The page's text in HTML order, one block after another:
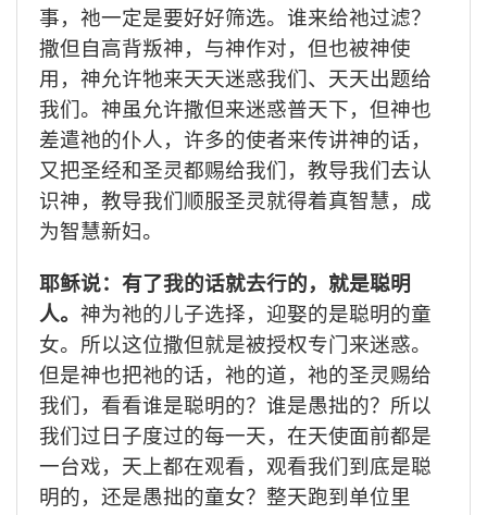
事，祂一定是要好好筛选。谁来给祂过滤？
撒但自高背叛神，与神作对，但也被神使
用，神允许牠来天天迷惑我们、天天出题给
我们。神虽允许撒但来迷惑普天下，但神也
差遣祂的仆人，许多的使者来传讲神的话，
又把圣经和圣灵都赐给我们，教导我们去认
识神，教导我们顺服圣灵就得着真智慧，成
为智慧新妇。
耶稣说：有了我的话就去行的，就是聪明
人。 神为祂的儿子选择，迎娶的是聪明的童
女。所以这位撒但就是被授权专门来迷惑。
但是神也把祂的话，祂的道，祂的圣灵赐给
我们，看看谁是聪明的？谁是愚拙的？所以
我们过日子度过的每一天，在天使面前都是
一台戏，天上都在观看，观看我们到底是聪
明的，还是愚拙的童女？整天跑到单位里